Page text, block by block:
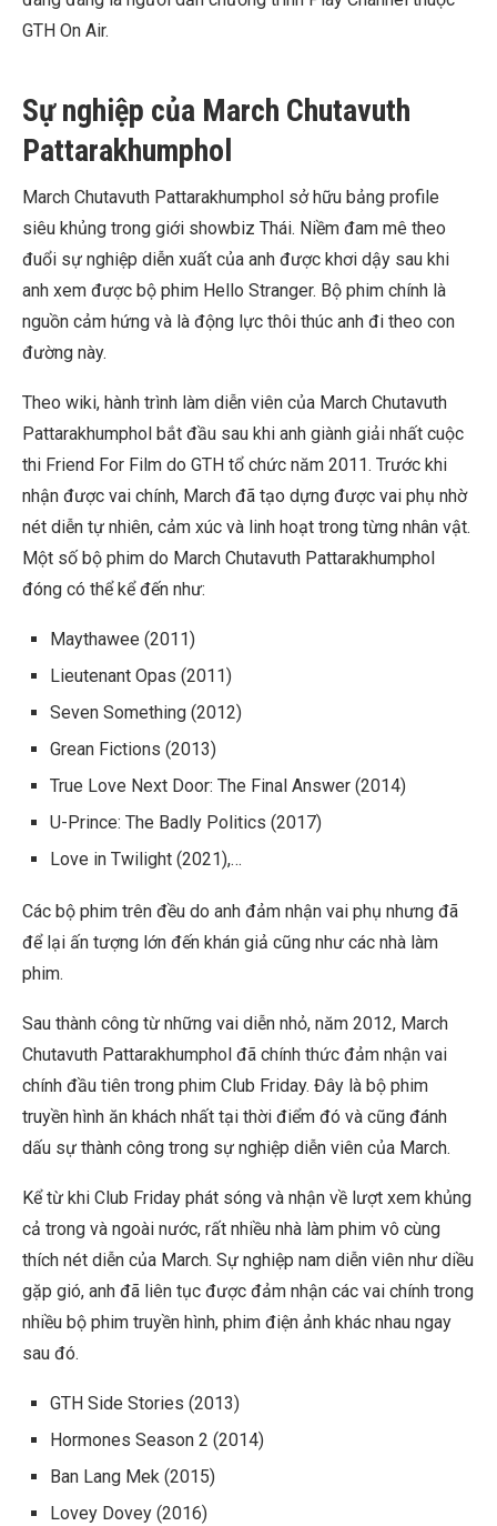
GTH On Air.
Sự nghiệp của March Chutavuth
Pattarakhumphol
March Chutavuth Pattarakhumphol sở hữu bảng profile
siêu khủng trong giới showbiz Thái. Niềm đam mê theo
đuổi sự nghiệp diễn xuất của anh được khơi dậy sau khi
anh xem được bộ phim Hello Stranger. Bộ phim chính là
nguồn cảm hứng và là động lực thôi thúc anh đi theo con
đường này.
Theo wiki, hành trình làm diễn viên của March Chutavuth
Pattarakhumphol bắt đầu sau khi anh giành giải nhất cuộc
thi Friend For Film do GTH tổ chức năm 2011. Trước khi
nhận được vai chính, March đã tạo dựng được vai phụ nhờ
nét diễn tự nhiên, cảm xúc và linh hoạt trong từng nhân vật.
Một số bộ phim do March Chutavuth Pattarakhumphol
đóng có thể kể đến như:
Maythawee (2011)
Lieutenant Opas (2011)
Seven Something (2012)
Grean Fictions (2013)
True Love Next Door: The Final Answer (2014)
U-Prince: The Badly Politics (2017)
Love in Twilight (2021),…
Các bộ phim trên đều do anh đảm nhận vai phụ nhưng đã
để lại ấn tượng lớn đến khán giả cũng như các nhà làm
phim.
Sau thành công từ những vai diễn nhỏ, năm 2012, March
Chutavuth Pattarakhumphol đã chính thức đảm nhận vai
chính đầu tiên trong phim Club Friday. Đây là bộ phim
truyền hình ăn khách nhất tại thời điểm đó và cũng đánh
dấu sự thành công trong sự nghiệp diễn viên của March.
Kể từ khi Club Friday phát sóng và nhận về lượt xem khủng
cả trong và ngoài nước, rất nhiều nhà làm phim vô cùng
thích nét diễn của March. Sự nghiệp nam diễn viên như diều
gặp gió, anh đã liên tục được đảm nhận các vai chính trong
nhiều bộ phim truyền hình, phim điện ảnh khác nhau ngay
sau đó.
GTH Side Stories (2013)
Hormones Season 2 (2014)
Ban Lang Mek (2015)
Lovey Dovey (2016)